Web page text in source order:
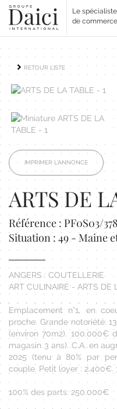
Le
de
RETOUR LISTE
IMPRIMER L'ANNONCE
ARTS DE
Référence : PF0S03/
Situation : 49 - Maine
ANGERS : COUTELLERIE
ART CULINAIRE - ARTS DE
Emplacement n°1, en
proche. Grande notoriété.
(environ 70m2). 100.000€
magasin 3 ans). C.A. en
2025 (tenu à 80% par
couple. Petit loyer : 2.400€.
100% des parts: 250.000€